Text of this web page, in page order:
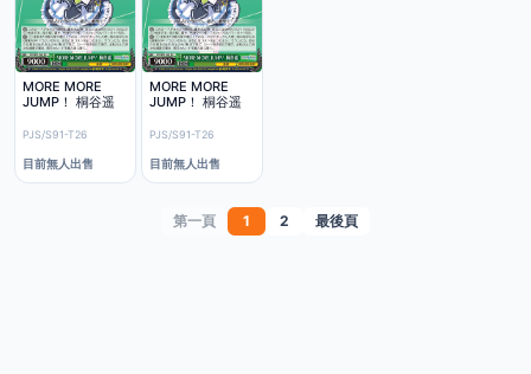
MORE MORE
JUMP！ 桐谷遥
PJS/S91-T26
目前無人出售
MORE MORE
JUMP！ 桐谷遥
PJS/S91-T26
目前無人出售
第一頁 1 2 最後頁